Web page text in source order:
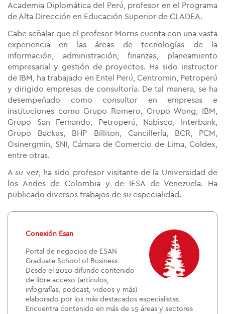
Academia Diplomática del Perú, profesor en el Programa
de Alta Dirección en Educación Superior de CLADEA.
Cabe señalar que el profesor Morris cuenta con una vasta
experiencia en las áreas de tecnologías de la
información, administración, finanzas, planeamiento
empresarial y gestión de proyectos. Ha sido instructor
de IBM, ha trabajado en Entel Perú, Centromin, Petroperú
y dirigido empresas de consultoría. De tal manera, se ha
desempeñado como consultor en empresas e
instituciones como Grupo Romero, Grupo Wong, IBM,
Grupo San Fernando, Petroperú, Nabisco, Interbank,
Grupo Backus, BHP Billiton, Cancillería, BCR, PCM,
Osinergmin, SNI, Cámara de Comercio de Lima, Coldex,
entre otras.
A su vez, ha sido profesor visitante de la Universidad de
los Andes de Colombia y de IESA de Venezuela. Ha
publicado diversos trabajos de su especialidad.
Conexión Esan
Portal de negocios de ESAN
Graduate School of Business.
Desde el 2010 difunde contenido
de libre acceso (artículos,
infografías, podcast, videos y más)
elaborado por los más destacados especialistas.
Encuentra contenido en más de 15 áreas y sectores